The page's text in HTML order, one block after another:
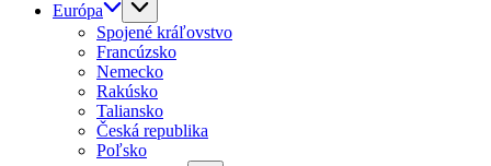
Európa
Spojené kráľovstvo
Francúzsko
Nemecko
Rakúsko
Taliansko
Česká republika
Poľsko